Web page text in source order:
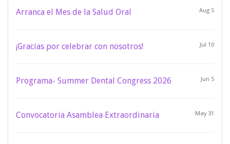
Aug 5
Arranca el Mes de la Salud Oral
Jul 10
¡Gracias por celebrar con nosotros!
Jun 5
Programa- Summer Dental Congress 2026
May 31
Convocatoria Asamblea Extraordinaria